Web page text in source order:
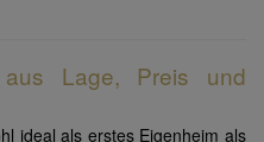
aus Lage, Preis und
ideal als erstes Eigenheim als